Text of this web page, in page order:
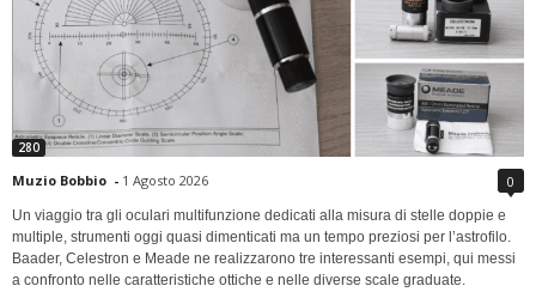
280
Muzio Bobbio - 1 Agosto 2026 0
Un viaggio tra gli oculari multifunzione dedicati alla misura di stelle doppie e
multiple, strumenti oggi quasi dimenticati ma un tempo preziosi per l’astrofilo.
Baader, Celestron e Meade ne realizzarono tre interessanti esempi, qui messi
a confronto nelle caratteristiche ottiche e nelle diverse scale graduate.